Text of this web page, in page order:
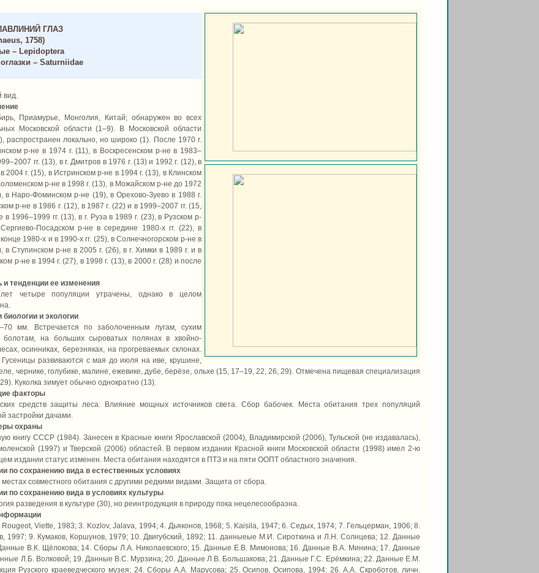
ГЛАЗ
1758)
– Lepidoptera
– Saturniidae
вид.
Приамурье, Монголия, Китай; обнаружен во всех
Московской области (1–9). В Московской области
распространен локально, но широко (1). После 1970 г.
р-не в 1974 г. (11), в Воскресенском р-не в 1983–
гг. (13), в г. Дмитров в 1976 г. (13) и 1992 г. (12), в
2004 г. (15), в Истринском р-не в 1994 г. (13), в Клинском
р-не в 1998 г. (13), в Можайском р-не до 1972
в Наро-Фоминском р-не (19), в Орехово-Зуево в 1988 г.
р-не в 1986 г. (12), в 1987 г. (22) и в 1999–2007 гг. (15,
1996–1999 гг. (13), в г. Руза в 1989 г. (23), в Рузском р-
Посадском р-не в середине 1980-х гг. (22), в
1980-х и в 1990-х гг. (25), в Солнечногорском р-не в
в Ступинском р-не в 2005 г. (26), в г. Химки в 1989 г. и в
р-не в 1994 г. (27), в 1998 г. (13), в 2000 г. (28) и после
и тенденции ее изменения
четыре популяции утрачены, однако в целом
биологии и экологии
мм. Встречается по заболоченным лугам, сухим
болотам, на больших сыроватых полянах в хвойно-
осинниках, березняках, на прогреваемых склонах.
развиваются с мая до июля на иве, крушине,
чернике, голубике, малине, ежевике, дубе, берёзе, ольхе (15, 17–19, 22, 26, 29). Отмечена пищевая специализация
Куколка зимует обычно однократно (13).
факторы
средств защиты леса. Влияние мощных источников света. Сбор бабочек. Места обитания трех популяций
застройки дачами.
охраны
книгу СССР (1984). Занесен в Красные книги Ярославской (2004), Владимирской (2006), Тульской (не издавалась),
(1997) и Тверской (2006) областей. В первом издании Красной книги Московской области (1998) имел 2-ю
издании статус изменен. Места обитания находятся в ПТЗ и на пяти ООПТ областного значения.
по сохранению вида в естественных условиях
совместного обитания с другими редкими видами. Защита от сбора.
по сохранению вида в условиях культуры
разведения в культуре (30), но реинтродукция в природу пока нецелесообразна.
Viette, 1983; 3. Kozlov, Jalava, 1994; 4. Дьяконов, 1968; 5. Kaisila, 1947; 6. Седых, 1974; 7. Гельцерман, 1906; 8.
1997; 9. Кумаков, Коршунов, 1979; 10. Двигубский, 1892; 11. данныеые М.И. Сироткина и Л.Н. Солнцева; 12. Данные
В.К. Щёлокова; 14. Сборы Л.А. Николаевского; 15. Данные Е.В. Мимонова; 16. Данные В.А. Минина; 17. Данные
Л.Б. Волковой; 19. Данные В.С. Мурзина; 20. Данные Л.В. Большакова; 21. Данные Г.С. Ерёмкина; 22. Данные Е.М.
Рузского краеведческого музея; 24. Сборы А.А. Марусова; 25. Осипов, Осипова, 1994; 26. А.А. Скроботов, личн.